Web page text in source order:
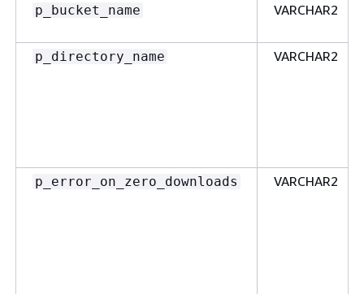
p_bucket_name VARCHAR2
p_directory_name VARCHAR2
p_error_on_zero_downloads VARCHAR2